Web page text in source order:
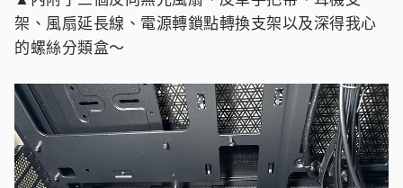
架、風扇延長線、電源轉鎖點轉換支架以及深得我心
的螺絲分類盒～